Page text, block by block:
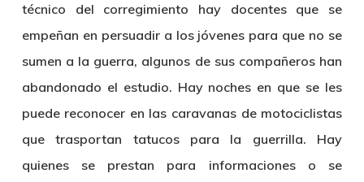
técnico del corregimiento hay docentes que se
empeñan en persuadir a los jóvenes para que no se
sumen a la guerra, algunos de sus compañeros han
abandonado el estudio. Hay noches en que se les
puede reconocer en las caravanas de motociclistas
que trasportan tatucos para la guerrilla. Hay
quienes se prestan para informaciones o se